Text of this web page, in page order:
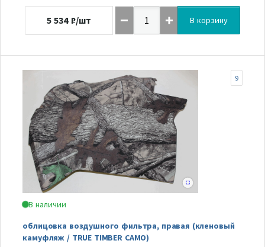
5 534 ₽/шт В корзину
В наличии
облицовка воздушного фильтра, правая (кленовый
камуфляж / TRUE TIMBER CAMO)
9